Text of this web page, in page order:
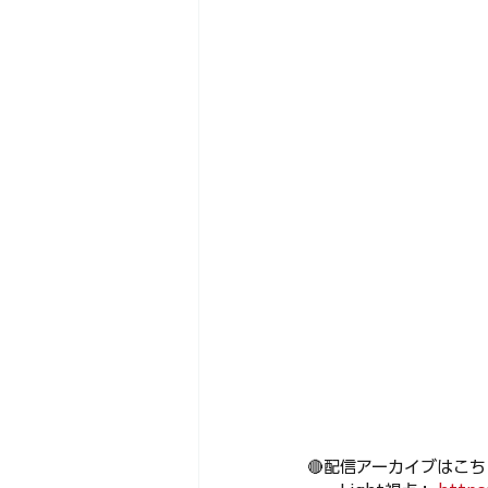
🔴配信アーカイブはこ